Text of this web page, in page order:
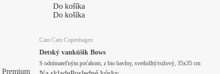
Do košíka
Do košíka
Premium
Cam Cam Copenhagen
Detský vankúšik Bows
S odnímateľným poťahom, z bio bavlny, svetložltý/ružový, 35x35 cm